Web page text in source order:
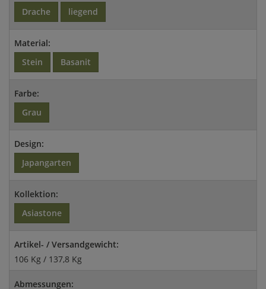
Drache
liegend
Material:
Stein
Basanit
Farbe:
Grau
Design:
Japangarten
Kollektion:
Asiastone
Artikel- / Versandgewicht:
106 Kg / 137,8 Kg
Abmessungen: